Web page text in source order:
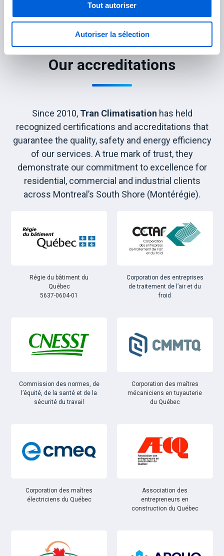
Tout autoriser
Autoriser la sélection
Our accreditations
Since 2010, Tran Climatisation has held
recognized certifications and accreditations that
guarantee the quality, safety and energy efficiency
of our services. A true mark of trust, they
demonstrate our commitment to excellence for
residential, commercial and industrial clients
across Montreal’s South Shore (Montérégie).
Régie du bâtiment du
Québec
5637-0604-01
Corporation des entreprises
de traitement de l’air et du
froid
Commission des normes, de
l’équité, de la santé et de la
sécurité du travail
Corporation des maîtres
mécaniciens en tuyauterie
du Québec
Corporation des maîtres
électriciens du Québec
Association des
entrepreneurs en
construction du Québec